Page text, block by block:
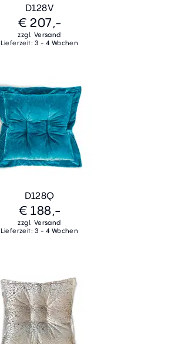
D128V
€ 207,-
zzgl. Versand
Lieferzeit: 3 - 4 Wochen
D128Q
€ 188,-
zzgl. Versand
Lieferzeit: 3 - 4 Wochen